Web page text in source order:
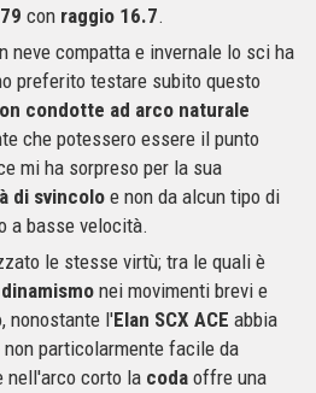
con raggio 16.7.
neve compatta e invernale lo sci ha
preferito testare subito questo
condotte ad arco naturale
che potessero essere il punto
mi ha sorpreso per la sua
di svincolo e non da alcun tipo di
a basse velocità.
le stesse virtù; tra le quali è
dinamismo nei movimenti brevi e
nonostante l'Elan SCX ACE abbia
particolarmente facile da
nell'arco corto la coda offre una